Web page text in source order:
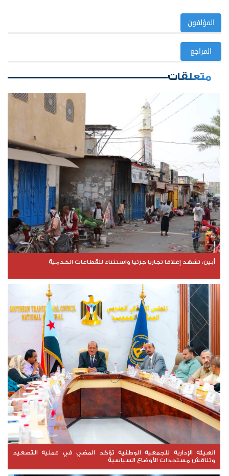
المؤلفون
المراجع
متعلقات
​أبين: تشهد إغلاقا تجاريا جزئيا واستثناء للقطاعات الخدمية
الهيئة الإدارية للجمعية الوطنية تؤكد المضي في عملية التصعيد
وتناقش مستجدات الأوضاع السياسية